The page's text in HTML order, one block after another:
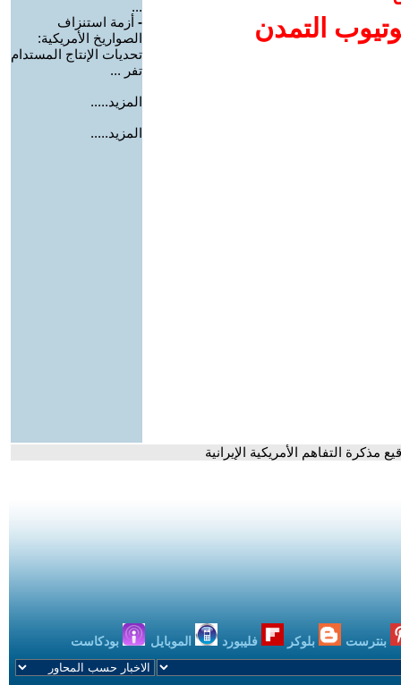
التمدن
...
- أزمة استنزاف
الصواريخ الأمريكية:
تحديات الإنتاج المستدام
تفر ...
المزيد.....
المزيد.....
التفاهم الأمريكية الإيرانية
بنترست بلوكر فليبورد الموبايل بودكاست